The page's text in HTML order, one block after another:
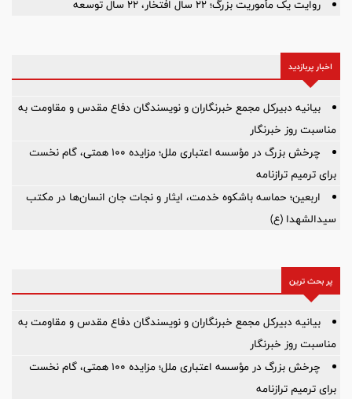
روایت یک مأموریت بزرگ؛ ۲۲ سال افتخار، ۲۲ سال توسعه
اخبار پربازدید
بیانیه دبیرکل مجمع خبرنگاران و نویسندگان دفاع مقدس و مقاومت به
مناسبت روز خبرنگار
چرخش بزرگ در مؤسسه اعتباری ملل؛ مزایده ۱۰۰ همتی، گام نخست
برای ترمیم ترازنامه
اربعین؛ حماسه باشکوه خدمت، ایثار و نجات جان انسان‌ها در مکتب
سیدالشهدا (ع)
پر بحث ترین
بیانیه دبیرکل مجمع خبرنگاران و نویسندگان دفاع مقدس و مقاومت به
مناسبت روز خبرنگار
چرخش بزرگ در مؤسسه اعتباری ملل؛ مزایده ۱۰۰ همتی، گام نخست
برای ترمیم ترازنامه